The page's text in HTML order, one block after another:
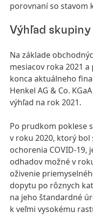
porovnaní so stavom
Výhľad skupiny
Na základe
mesiacov roka 2021
konca aktuálneho
Henkel AG & Co.
výhľad na rok 2021.
Po prudkom poklese
v roku 2020, ktorý
ochorenia COVID-19,
odhadov možné v
oživenie
dopytu po rôznych
na jeho štandardné
k veľmi vysokému